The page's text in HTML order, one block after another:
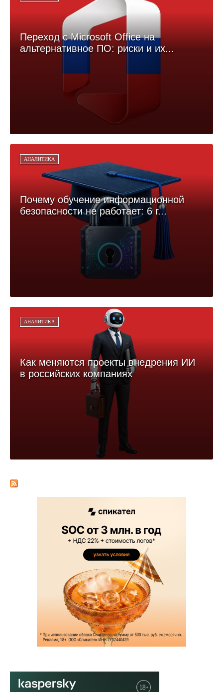
Переход с Microsoft Office на
альтернативное ПО: риски и их...
АНАЛИТИКА
Почему обучение информационной
безопасности не работает: 6 г...
АНАЛИТИКА
Как меняются проекты внедрения ИИ
в российских компаниях